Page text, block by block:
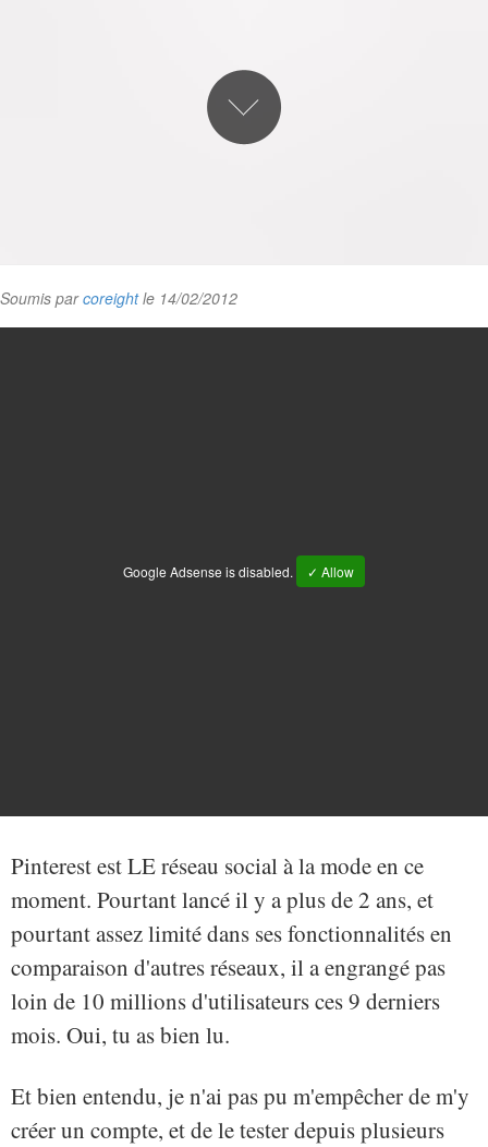
Soumis parcoreightle 14/02/2012
Google Adsense is disabled. ✓ Allow
Pinterest est LE réseau social à la mode en ce
moment. Pourtant lancé il y a plus de 2 ans, et
pourtant assez limité dans ses fonctionnalités en
comparaison d'autres réseaux, il a engrangé pas
loin de 10 millions d'utilisateurs ces 9 derniers
mois. Oui, tu as bien lu.
Et bien entendu, je n'ai pas pu m'empêcher de m'y
créer un compte, et de le tester depuis plusieurs